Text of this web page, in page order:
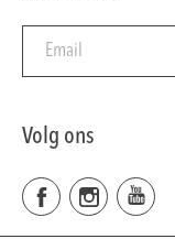
Volg ons